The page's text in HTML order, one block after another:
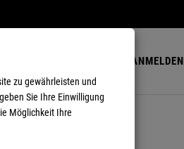
AnmeldenANMELDEN
zu gewährleisten und
Sie Ihre Einwilligung
Möglichkeit Ihre